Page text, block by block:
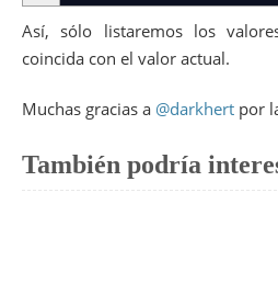
Así, sólo listaremos los
coincida con el valor actual.
Muchas gracias a @darkhert por
También podría